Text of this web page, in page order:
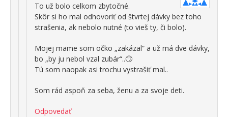
To už bolo celkom zbytočné.
Skôr si ho mal odhovoriť od štvrtej dávky bez toho
strašenia, ak nebolo nutné (to vieš ty, či bolo).
Mojej mame som očko „zakázal“ a už má dve dávky,
bo „by ju nebol vzal zubár“..🙄
Tú som naopak asi trochu vystrašiť mal..
Som rád aspoň za seba, ženu a za svoje deti.
Odpovedať